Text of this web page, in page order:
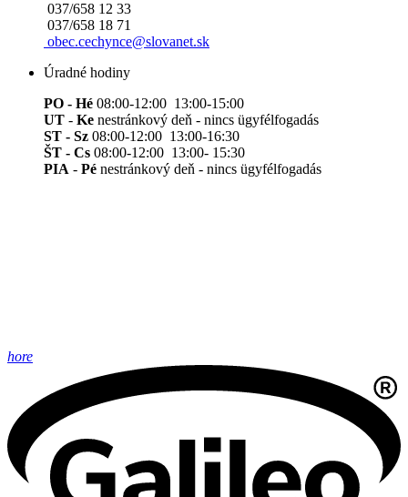
037/658 12 33
037/658 18 71
obec.cechynce@slovanet.sk
Úradné hodiny
PO - Hé 08:00-12:00 13:00-15:00
UT - Ke nestránkový deň - nincs ügyfélfogadás
ST - Sz 08:00-12:00 13:00-16:30
ŠT - Cs 08:00-12:00 13:00- 15:30
PIA - Pé nestránkový deň - nincs ügyfélfogadás
hore